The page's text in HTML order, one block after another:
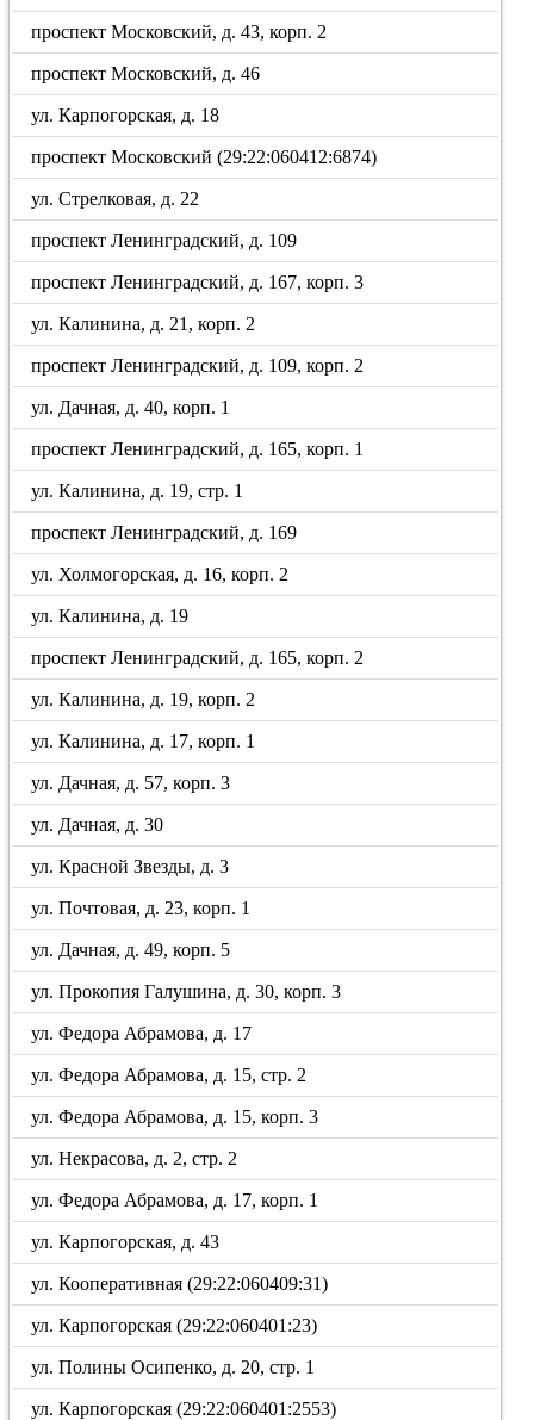
проспект Московский, д. 43, корп. 2
проспект Московский, д. 46
ул. Карпогорская, д. 18
проспект Московский (29:22:060412:6874)
ул. Стрелковая, д. 22
проспект Ленинградский, д. 109
проспект Ленинградский, д. 167, корп. 3
ул. Калинина, д. 21, корп. 2
проспект Ленинградский, д. 109, корп. 2
ул. Дачная, д. 40, корп. 1
проспект Ленинградский, д. 165, корп. 1
ул. Калинина, д. 19, стр. 1
проспект Ленинградский, д. 169
ул. Холмогорская, д. 16, корп. 2
ул. Калинина, д. 19
проспект Ленинградский, д. 165, корп. 2
ул. Калинина, д. 19, корп. 2
ул. Калинина, д. 17, корп. 1
ул. Дачная, д. 57, корп. 3
ул. Дачная, д. 30
ул. Красной Звезды, д. 3
ул. Почтовая, д. 23, корп. 1
ул. Дачная, д. 49, корп. 5
ул. Прокопия Галушина, д. 30, корп. 3
ул. Федора Абрамова, д. 17
ул. Федора Абрамова, д. 15, стр. 2
ул. Федора Абрамова, д. 15, корп. 3
ул. Некрасова, д. 2, стр. 2
ул. Федора Абрамова, д. 17, корп. 1
ул. Карпогорская, д. 43
ул. Кооперативная (29:22:060409:31)
ул. Карпогорская (29:22:060401:23)
ул. Полины Осипенко, д. 20, стр. 1
ул. Карпогорская (29:22:060401:2553)